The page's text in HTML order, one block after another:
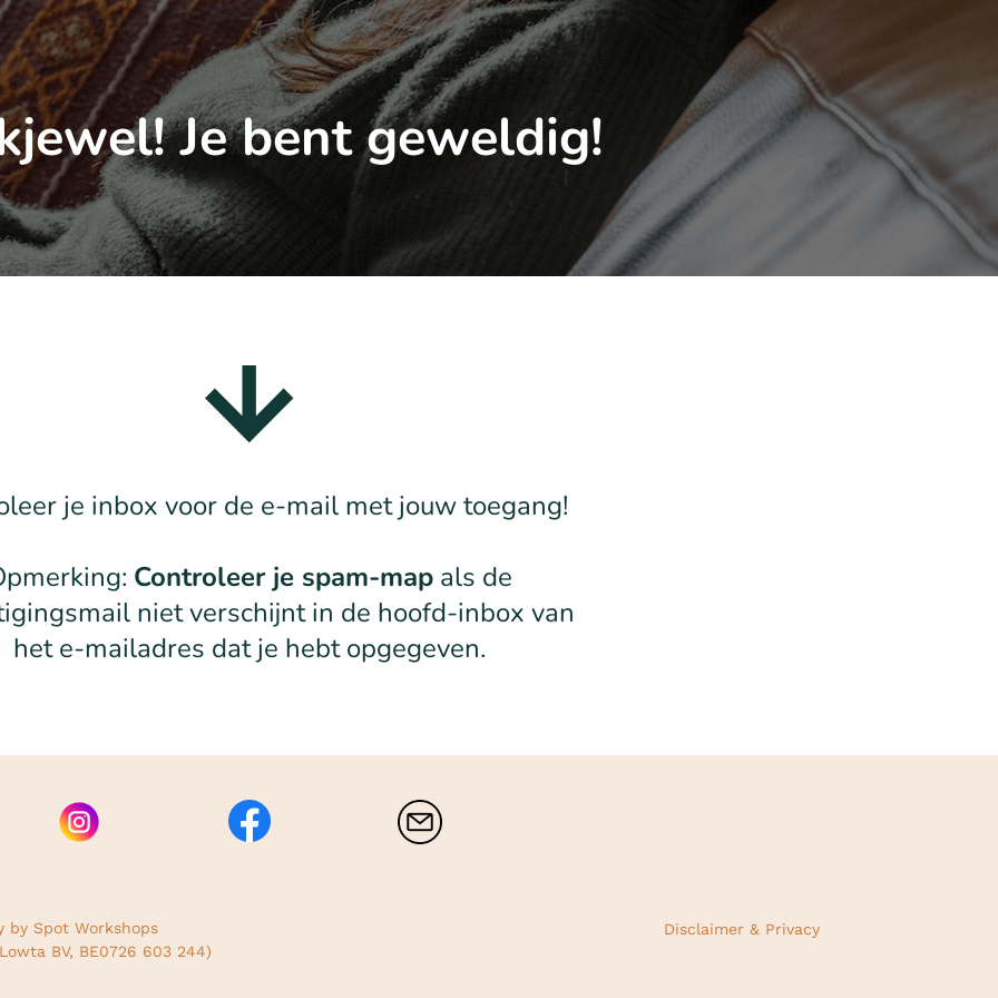
Je bent geweldig!
je inbox voor de e-mail met jouw toegang!
Controleer je spam-mapals de
niet verschijnt in de hoofd-inbox van
het e-mailadres dat je hebt opgegeven.
by Spot Workshops
BV, BE0726 603 244)
Disclaimer & Privacy